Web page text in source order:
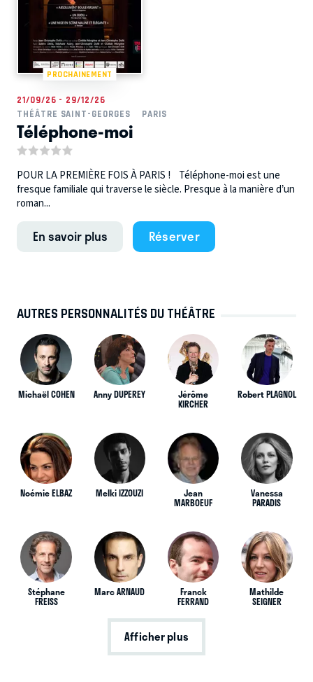
PROCHAINEMENT
21/09/26 - 29/12/26
THÉÂTRE SAINT-GEORGES
PARIS
Téléphone-moi
POUR LA PREMIÈRE FOIS À PARIS ! Téléphone-moi est une
fresque familiale qui traverse le siècle. Presque à la manière d’un
roman...
En savoir plus Réserver
AUTRES PERSONNALITÉS DU THÉÂTRE
Michaël COHEN Anny DUPEREY Jérôme
KIRCHER
Robert PLAGNOL
Noémie ELBAZ Melki IZZOUZI Jean
MARBOEUF
Vanessa
PARADIS
Stéphane
FREISS
Marc ARNAUD Franck
FERRAND
Mathilde
SEIGNER
Afficher plus